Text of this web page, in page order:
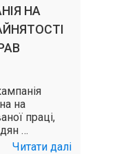
НА
на
праці,
…
Читати далі